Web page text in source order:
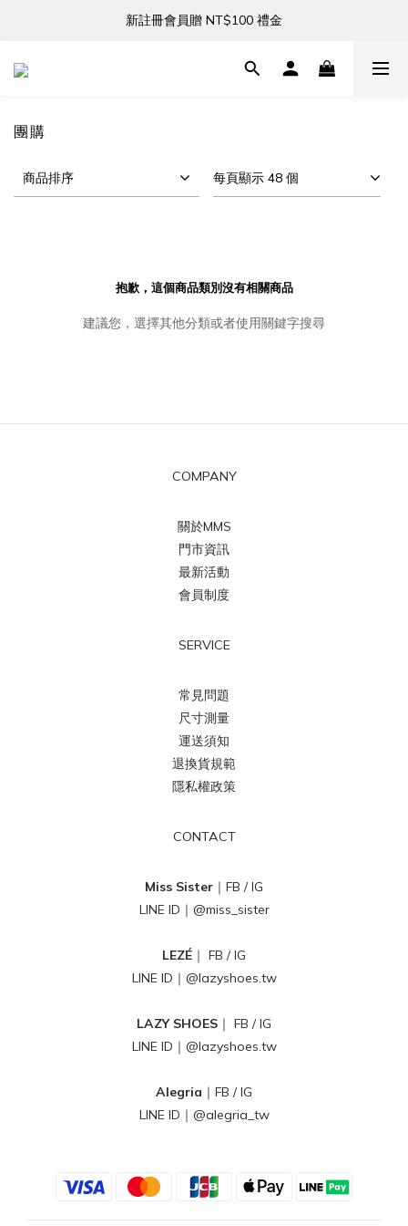
新註冊會員贈 NT$100 禮金
新註冊會員贈 NT$100 禮金
全館滿 NT$3,000 免運
團購
商品排序 每頁顯示 48 個
抱歉，這個商品類別沒有相關商品
建議您，選擇其他分類或者使用關鍵字搜尋
COMPANY
關於MMS
門市資訊
最新活動
會員制度
SERVICE
常見問題
尺寸測量
運送須知
退換貨規範
隱私權政策
CONTACT
Miss Sister ｜ FB /IG
LINE ID｜ @miss_sister
LEZÉ ｜ FB /IG
LINE ID｜ @lazyshoes.tw
LAZY SHOES ｜ FB /IG
LINE ID｜ @lazyshoes.tw
Alegria ｜ FB /IG
LINE ID｜ @alegria_tw